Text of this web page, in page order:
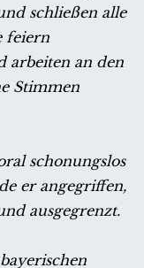
schließen alle
feiern
arbeiten an den
Stimmen
schonungslos
er angegriffen,
ausgegrenzt.